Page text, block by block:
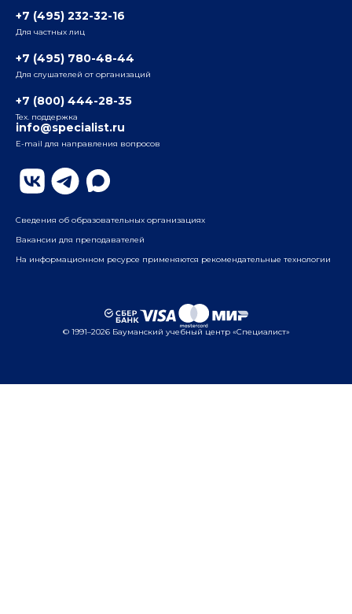
Радио
ул. Радио, д.24, корпус 1, 2-й подъезд, 2-й этаж
ул. Воронцовская, д. 35Б, корп.2, 5-й этаж
Бауманский
ул. Бауманская, д. 6, стр. 2, бизнес-центр «Виктория
Плаза», 4-й этаж
+7 (495) 232-32-16
Для частных лиц
+7 (495) 780-48-44
Для слушателей от организаций
+7 (800) 444-28-35
Тех. поддержка
info@specialist.ru
E-mail для направления вопросов
Сведения об образовательных организациях
Вакансии для преподавателей
На информационном ресурсе применяются рекомендательные технологии
© 1991–2026 Бауманский учебный центр «Специалист»